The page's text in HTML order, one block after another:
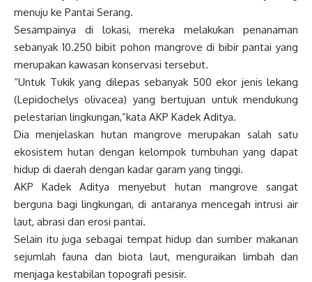
menuju ke Pantai Serang.
Sesampainya di lokasi, mereka melakukan penanaman
sebanyak 10.250 bibit pohon mangrove di bibir pantai yang
merupakan kawasan konservasi tersebut.
“Untuk Tukik yang dilepas sebanyak 500 ekor jenis lekang
(Lepidochelys olivacea) yang bertujuan untuk mendukung
pelestarian lingkungan,”kata AKP Kadek Aditya.
Dia menjelaskan hutan mangrove merupakan salah satu
ekosistem hutan dengan kelompok tumbuhan yang dapat
hidup di daerah dengan kadar garam yang tinggi.
AKP Kadek Aditya menyebut hutan mangrove sangat
berguna bagi lingkungan, di antaranya mencegah intrusi air
laut, abrasi dan erosi pantai.
Selain itu juga sebagai tempat hidup dan sumber makanan
sejumlah fauna dan biota laut, menguraikan limbah dan
menjaga kestabilan topografi pesisir.